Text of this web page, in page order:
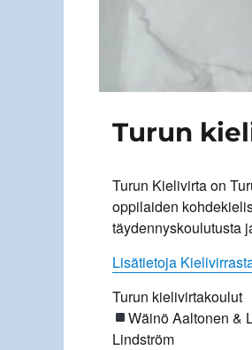
Turun
Turun Kielivirta on
oppilaiden
täydennyskoulutusta
Lisätietoja
Turun kielivirtakoulut
Wäinö Aaltonen &
Lindström